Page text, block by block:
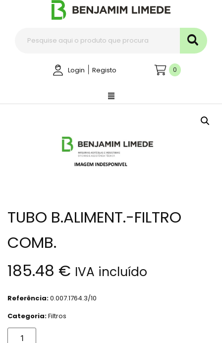
Login Registo 0
TUBO B.ALIMENT.-FILTRO
COMB.
185.48 € IVA incluído
Referência:0.007.1764.3/10
Categoria:Filtros